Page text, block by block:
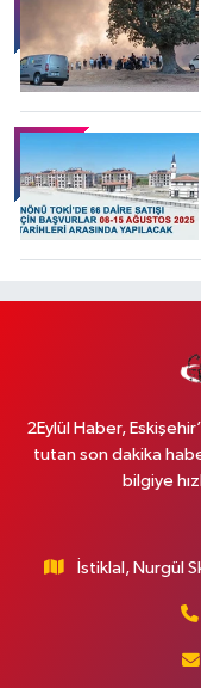
2Eylül Haber,
tutan son dakika
bilgiye
İstiklal, Nurgül